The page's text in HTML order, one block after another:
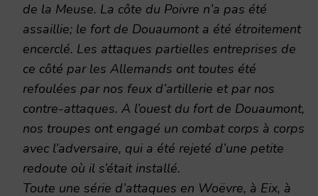
de la Meuse. La côte du Poivre n’a pas été
assaillie; le fort de Douaumont a été étroitement
encerclé. Les attaques partielles entreprises de
ce côté par les Allemands ont toutes été
refoulées par nos feux d’artillerie et par nos
contre-attaques. A l’ouest du fort de Douaumont,
nos troupes ont engagé un combat corps à corps
avec l’adversaire, qui a été rejeté d’une petite
redoute où il s’était installé.
Toute une série d’attaques en Woëvre, à Eix, à